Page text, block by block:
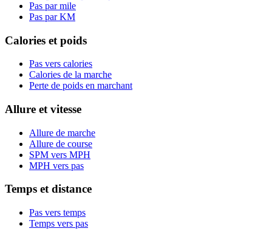
Pas par mile
Pas par KM
Calories et poids
Pas vers calories
Calories de la marche
Perte de poids en marchant
Allure et vitesse
Allure de marche
Allure de course
SPM vers MPH
MPH vers pas
Temps et distance
Pas vers temps
Temps vers pas